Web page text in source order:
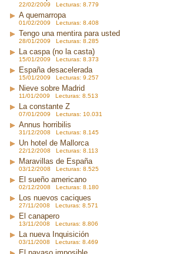
22/02/2009 Lecturas: 8.779
A quemarropa
01/02/2009 Lecturas: 8.408
Tengo una mentira para usted
28/01/2009 Lecturas: 8.285
La caspa (no la casta)
15/01/2009 Lecturas: 8.373
España desacelerada
15/01/2009 Lecturas: 9.257
Nieve sobre Madrid
11/01/2009 Lecturas: 8.513
La constante Z
07/01/2009 Lecturas: 10.031
Annus horribilis
31/12/2008 Lecturas: 8.145
Un hotel de Mallorca
22/12/2008 Lecturas: 8.113
Maravillas de España
03/12/2008 Lecturas: 8.525
El sueño americano
02/12/2008 Lecturas: 8.180
Los nuevos caciques
27/11/2008 Lecturas: 8.571
El canapero
13/11/2008 Lecturas: 8.806
La nueva Inquisición
03/11/2008 Lecturas: 8.469